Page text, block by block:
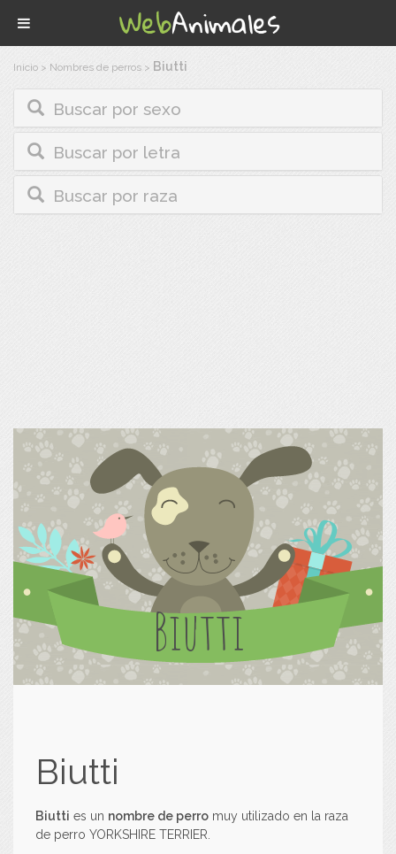
Inicio > Nombres de perros > Biutti
Buscar por sexo
Buscar por letra
Buscar por raza
Biutti
Biutti
Biutti es un nombre de perro muy utilizado en la raza
de perro YORKSHIRE TERRIER.